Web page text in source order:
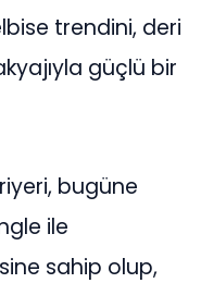
trendini, deri
güçlü bir
bugüne
ile
sahip olup,